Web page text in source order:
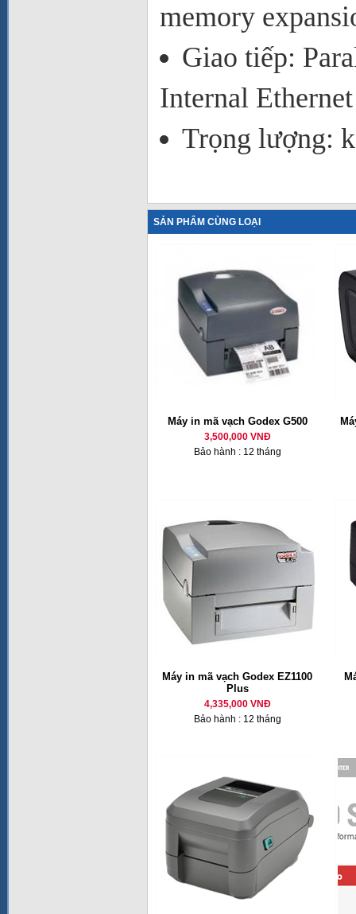
memory
Giao tiếp:
Internal
Trọng lượng:
SẢN PHẨM CÙNG LOẠI
Máy in mã vạch Godex G500
3,500,000 VNĐ
Bảo hành : 12 tháng
Máy in mã vạch Godex EZ1100
Plus
4,335,000 VNĐ
Bảo hành : 12 tháng